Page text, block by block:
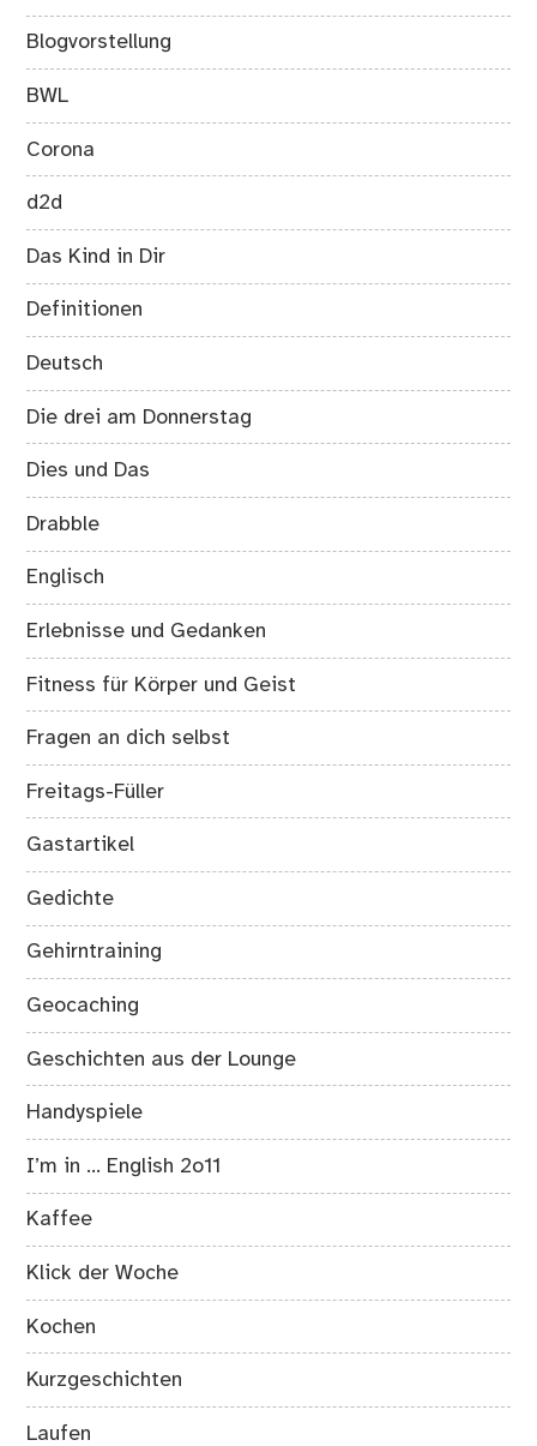
Blogvorstellung
BWL
Corona
d2d
Das Kind in Dir
Definitionen
Deutsch
Die drei am Donnerstag
Dies und Das
Drabble
Englisch
Erlebnisse und Gedanken
Fitness für Körper und Geist
Fragen an dich selbst
Freitags-Füller
Gastartikel
Gedichte
Gehirntraining
Geocaching
Geschichten aus der Lounge
Handyspiele
I’m in … English 2o11
Kaffee
Klick der Woche
Kochen
Kurzgeschichten
Laufen